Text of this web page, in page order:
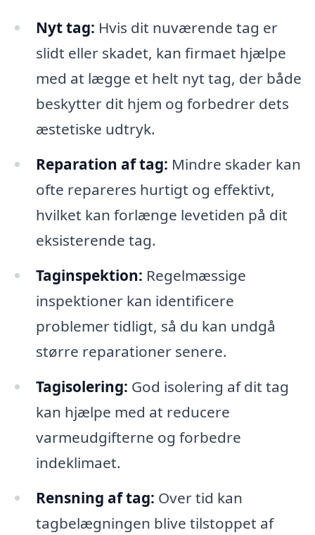
Nyt tag: Hvis dit nuværende tag er
slidt eller skadet, kan firmaet hjælpe
med at lægge et helt nyt tag, der både
beskytter dit hjem og forbedrer dets
æstetiske udtryk.
Reparation af tag: Mindre skader kan
ofte repareres hurtigt og effektivt,
hvilket kan forlænge levetiden på dit
eksisterende tag.
Taginspektion: Regelmæssige
inspektioner kan identificere
problemer tidligt, så du kan undgå
større reparationer senere.
Tagisolering: God isolering af dit tag
kan hjælpe med at reducere
varmeudgifterne og forbedre
indeklimaet.
Rensning af tag: Over tid kan
tagbelægningen blive tilstoppet af